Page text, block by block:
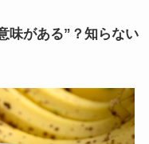
味がある”？知らない